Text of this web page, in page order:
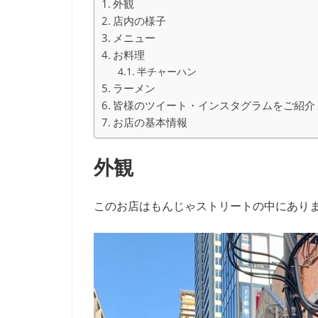
外観
店内の様子
メニュー
お料理
半チャーハン
ラーメン
皆様のツイート・インスタグラムをご紹介
お店の基本情報
外観
このお店はもんじゃストリートの中にあり